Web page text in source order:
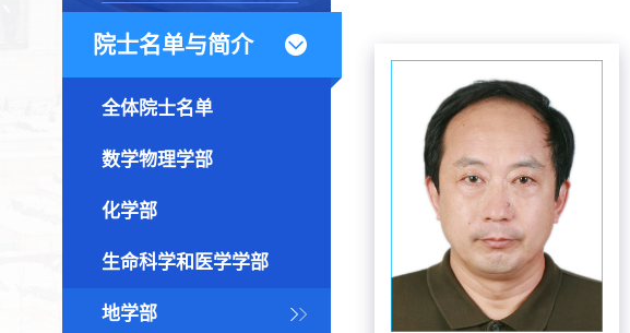
院士名单与简介
全体院士名单
数学物理学部
化学部
生命科学和医学学部
地学部